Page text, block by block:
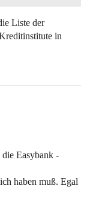
Liste der
in
Easybank -
haben muß. Egal